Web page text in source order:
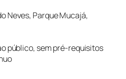
Neves, Parque Mucajá,
público, sem pré-requisitos